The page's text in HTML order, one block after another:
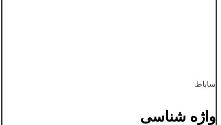
ساباط
واژه شناسی